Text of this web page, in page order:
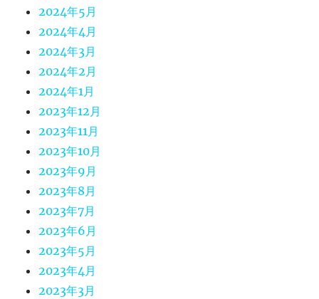
2024年5月
2024年4月
2024年3月
2024年2月
2024年1月
2023年12月
2023年11月
2023年10月
2023年9月
2023年8月
2023年7月
2023年6月
2023年5月
2023年4月
2023年3月